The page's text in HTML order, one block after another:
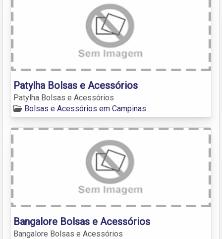
Patylha Bolsas e Acessórios
Patylha Bolsas e Acessórios
Bolsas e Acessórios em Campinas
Bangalore Bolsas e Acessórios
Bangalore Bolsas e Acessórios